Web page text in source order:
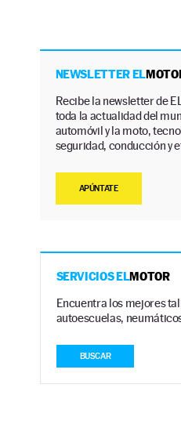
NEWSLETTER EL
Recibe la newsletter de
toda la actualidad del
automóvil y la moto,
seguridad, conducción y
APÚNTATE
SERVICIOS ELMOTOR
Encuentra los mejores
autoescuelas,
BUSCAR